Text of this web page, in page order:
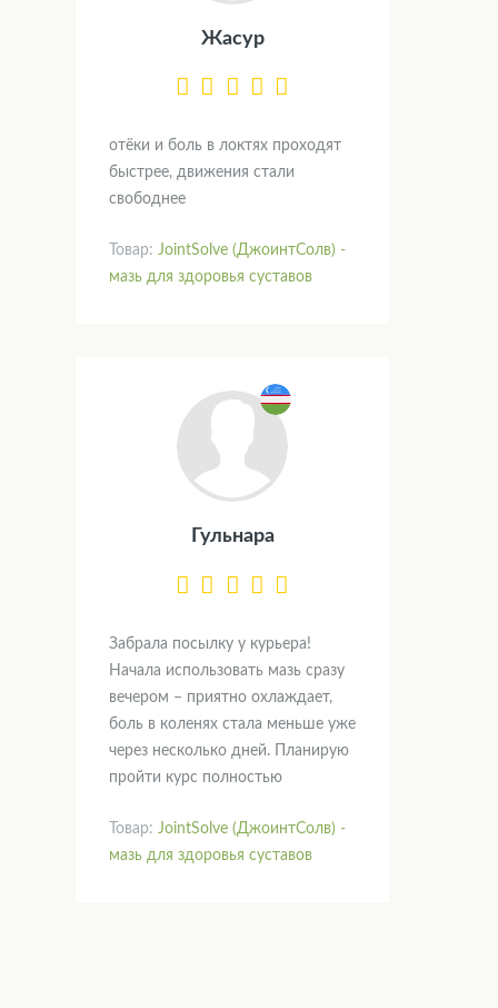
Жасур
отёки и боль в локтях проходят
быстрее, движения стали
свободнее
Товар: JointSolve (ДжоинтСолв) -
мазь для здоровья суставов
Гульнара
Забрала посылку у курьера!
Начала использовать мазь сразу
вечером – приятно охлаждает,
боль в коленях стала меньше уже
через несколько дней. Планирую
пройти курс полностью
Товар: JointSolve (ДжоинтСолв) -
мазь для здоровья суставов